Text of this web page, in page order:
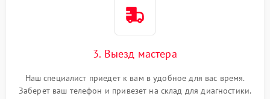
3. Выезд мастера
Наш специалист приедет к вам в удобное для вас время.
Заберет ваш телефон и привезет на склад для диагностики.